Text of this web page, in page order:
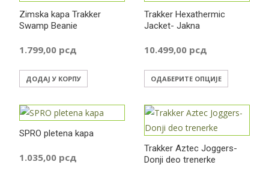
варијанти.
Опције
производа.
Zimska kapa Trakker
Swamp Beanie
1.799,00 рсд
ДОДАЈ У КОРПУ
Trakker Hexathermic
Jacket- Jakna
10.499,00 рсд
ОДАБЕРИТЕ ОПЦИЈЕ
има
Опције
SPRO pletena kapa
1.035,00 рсд
Trakker Aztec Joggers-
Donji deo trenerke